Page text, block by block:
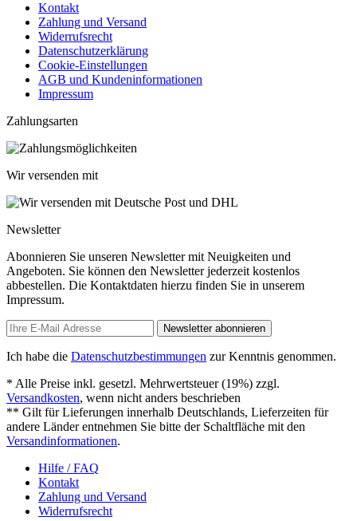
Kontakt
Zahlung und Versand
Widerrufsrecht
Datenschutzerklärung
Cookie-Einstellungen
AGB und Kundeninformationen
Impressum
Zahlungsarten
Wir versenden mit
Newsletter
Abonnieren Sie unseren Newsletter mit Neuigkeiten und
Angeboten. Sie können den Newsletter jederzeit kostenlos
abbestellen. Die Kontaktdaten hierzu finden Sie in unserem
Impressum.
Newsletter abonnieren
Ich habe die Datenschutzbestimmungen zur Kenntnis genommen.
* Alle Preise inkl. gesetzl. Mehrwertsteuer (19%) zzgl.
Versandkosten, wenn nicht anders beschrieben
** Gilt für Lieferungen innerhalb Deutschlands, Lieferzeiten für
andere Länder entnehmen Sie bitte der Schaltfläche mit den
Versandinformationen.
Hilfe / FAQ
Kontakt
Zahlung und Versand
Widerrufsrecht